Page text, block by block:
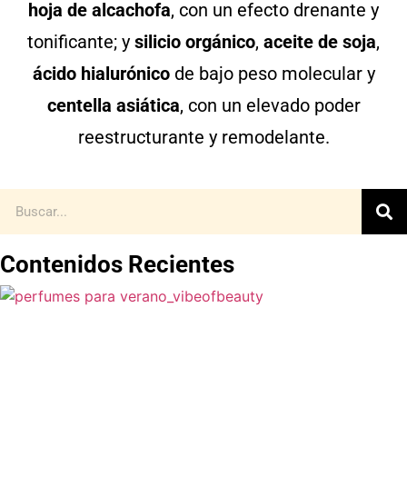
hoja de alcachofa, con un efecto drenante y
tonificante; y silicio orgánico, aceite de soja,
ácido hialurónicode bajo peso molecular y
centella asiática, con un elevado poder
reestructurante y remodelante.
Contenidos Recientes